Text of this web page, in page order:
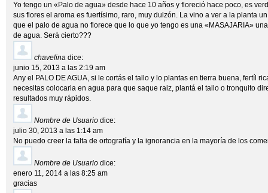
Yo tengo un «Palo de agua» desde hace 10 años y floreció hace poco, es
sus flores el aroma es fuertísimo, raro, muy dulzón. La vino a ver a la planta
que el palo de agua no florece que lo que yo tengo es una «MASAJARIA»
de agua. Será cierto???
chavelina dice:
junio 15, 2013 a las 2:19 am
Any el PALO DE AGUA, si le cortás el tallo y lo plantas en tierra buena, fertíl
necesitas colocarla en agua para que saque raiz, plantá el tallo o tronquito
resultados muy rápidos.
Nombre de Usuario dice:
julio 30, 2013 a las 1:14 am
No puedo creer la falta de ortografía y la ignorancia en la mayoría de los
Nombre de Usuario dice:
enero 11, 2014 a las 8:25 am
gracias